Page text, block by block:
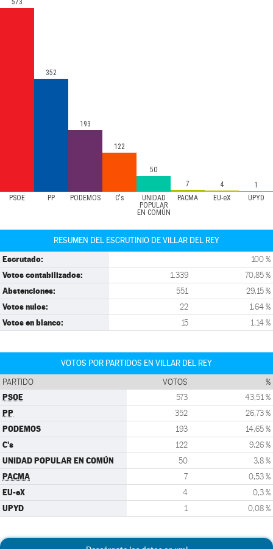
PSOE PP PODEMOS C's
UNIDAD
POPULAR
EN COMÚN
PACMA EU-eX UPYD
573
352
193
122
50
7
4 1
RESUMEN DEL ESCRUTINIO DE VILLAR DEL REY
Escrutado: 100 %
Votos contabilizados: 1.339 70,85 %
Abstenciones: 551 29,15 %
Votos nulos: 22 1,64 %
Votos en blanco: 15 1,14 %
VOTOS POR PARTIDOS EN VILLAR DEL REY
PARTIDO VOTOS %
PSOE 573 43,51 %
PP 352 26,73 %
PODEMOS 193 14,65 %
C's 122 9,26 %
UNIDAD POPULAR EN COMÚN 50 3,8 %
PACMA 7 0,53 %
EU-eX 4 0,3 %
UPYD 1 0,08 %